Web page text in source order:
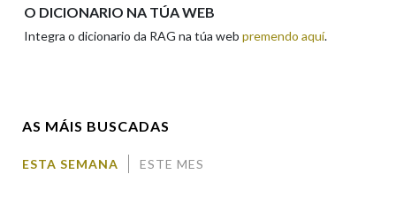
O DICIONARIO NA TÚA WEB
Integra o dicionario da RAG na túa web premendo aquí.
AS MÁIS BUSCADAS
ESTA SEMANA ESTE MES